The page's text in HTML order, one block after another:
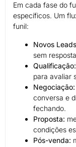
Em cada fase do
específicos. Um
funil:
Novos
sem
Qualificação:
para avaliar
Negociação:
conversa e
fechando.
Proposta:
condições
Pós-venda: